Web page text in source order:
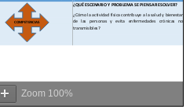
Zoom 100%